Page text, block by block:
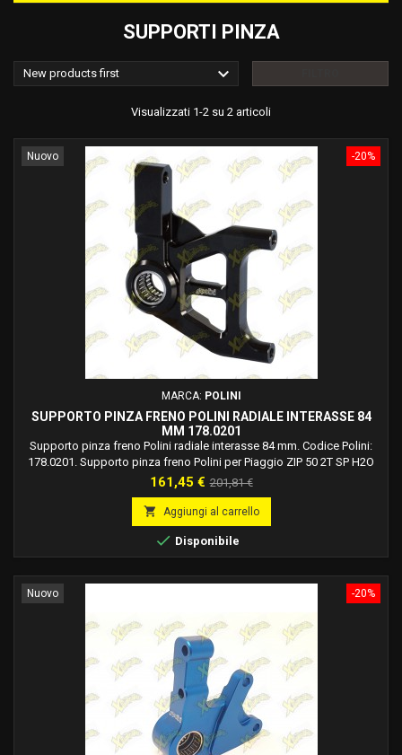
SUPPORTI PINZA
New products first 
Visualizzati 1-2 su 2 articoli
-20%
Nuovo
MARCA: POLINI
SUPPORTO PINZA FRENO POLINI RADIALE INTERASSE 84
MM 178.0201
Supporto pinza freno Polini radiale interasse 84 mm. Codice Polini:
178.0201. Supporto pinza freno Polini per Piaggio ZIP 50 2T SP H2O
dal 2001. Supporto pinza freno Polini per Piaggio ZIP 50 2T SP H2O
dal 1996 al 2000. Interasse fori pinza 84 mm.
Prezzo
161,45 € Prezzo
base
201,81 €
 Aggiungi al carrello
 Disponibile
-20%
Nuovo